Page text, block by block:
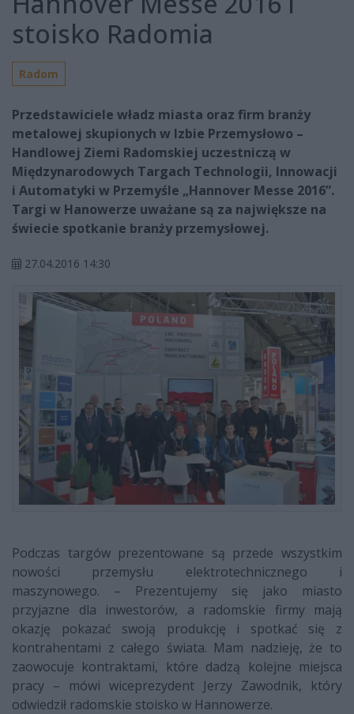
stoisko Radomia
Radom
Przedstawiciele władz miasta oraz firm branży
metalowej skupionych w Izbie Przemysłowo –
Handlowej Ziemi Radomskiej uczestniczą w
Międzynarodowych Targach Technologii, Innowacji
i Automatyki w Przemyśle „Hannover Messe 2016”.
Targi w Hanowerze uważane są za największe na
świecie spotkanie branży przemysłowej.
27.04.2016 14:30
Podczas targów prezentowane są przede wszystkim
nowości przemysłu elektrotechnicznego i
maszynowego. – Prezentujemy się jako miasto
przyjazne dla inwestorów, a radomskie firmy mają
okazję pokazać swoją produkcję i spotkać się z
kontrahentami z całego świata. Mam nadzieję, że to
zaowocuje kontraktami, które dadzą kolejne miejsca
pracy – mówi wiceprezydent Jerzy Zawodnik, który
odwiedził radomskie stoisko w Hannowerze.